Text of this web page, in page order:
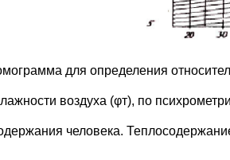
для определения
воздуха (φт), по
человека.